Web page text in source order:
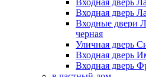
Входная дверь
Входная дверь
Входные двери
черная
Уличная дверь
Входная дверь
Входная дверь